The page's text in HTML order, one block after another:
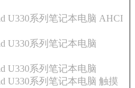
U330系列笔记本电脑 AHCI
U330系列笔记本电脑
U330系列笔记本电脑
U330系列笔记本电脑 触摸